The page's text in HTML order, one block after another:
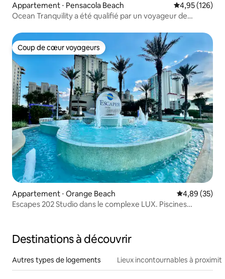
Appartement ⋅ Pensacola Beach Évaluation
4,95 (126)
Ocean Tranquility a été qualifié par un voyageur de
Coup de cœur voyageurs
Coup de cœur voyageurs
Appartement ⋅ Orange Beach Évaluation
4,89 (35)
Escapes 202 Studio dans le complexe LUX. Piscines
Destinations à découvrir
Autres types de logements Lieux incontournables à